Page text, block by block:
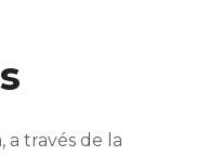
través de la